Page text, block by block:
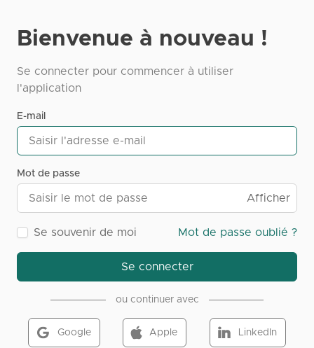
Bienvenue à nouveau !
Se connecter pour commencer à utiliser
l'application
E-mail
Mot de passe
Afficher
Se souvenir de moi Mot de passe oublié ?
Se connecter
ou continuer avec
Google Apple LinkedIn